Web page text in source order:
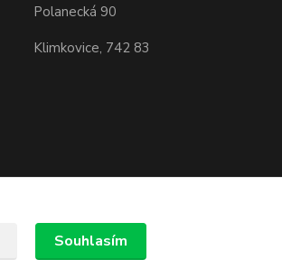
Polanecká 90
Klimkovice, 742 83
Souhlasím